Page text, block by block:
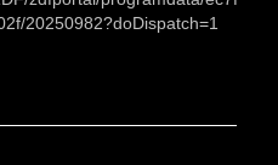
20250982?doDispatch=1